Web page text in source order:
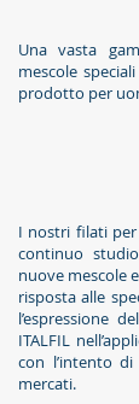
Una vasta
mescole
prodotto per
I nostri filati
continuo
nuove mescole
risposta alle
l’espressione
ITALFIL
con l’intento
mercati.